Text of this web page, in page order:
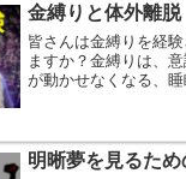
金縛りと体外離脱
皆さんは金縛りを経
ますか？金縛りは、
が動かせなくなる、睡
ることとして説明さ
明晰夢を見るため